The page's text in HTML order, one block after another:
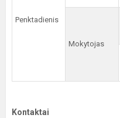
Penktadienis
Mokytojas
Kontaktai